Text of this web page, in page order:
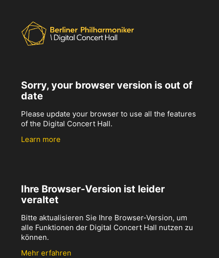
Sorry, your browser version is out of
date
Please update your browser to use all the features
of the Digital Concert Hall.
Learn more
Ihre Browser-Version ist leider
veraltet
Bitte aktualisieren Sie Ihre Browser-Version, um
alle Funktionen der Digital Concert Hall nutzen zu
können.
Mehr erfahren